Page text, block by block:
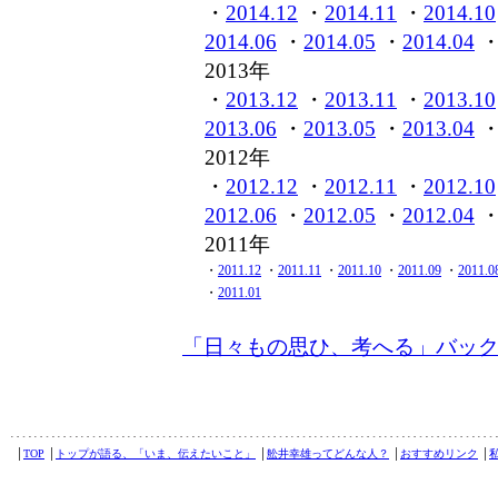
・ 2014.12 ・ 2014.11 ・ 2014.10
2014.06 ・ 2014.05 ・ 2014.04
2013年
・ 2013.12 ・ 2013.11 ・ 2013.10
2013.06 ・ 2013.05 ・ 2013.04
2012年
・ 2012.12 ・ 2012.11 ・ 2012.10
2012.06 ・ 2012.05 ・ 2012.04
2011年
・ 2011.12 ・ 2011.11 ・ 2011.10 ・ 2011.09 ・
・ 2011.01
「日々もの思ひ、考へる」バッ
TOP トップが語る、「いま、伝えたいこと」 舩井幸雄ってどんな人？ おすすめリンク